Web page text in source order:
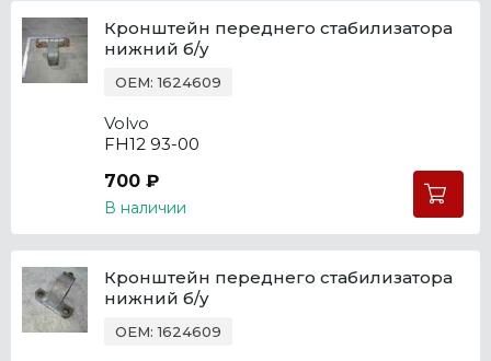
Кронштейн переднего стабилизатора
нижний б/у
OEM: 1624609
Volvo
FH12 93-00
700 ₽
В наличии
Кронштейн переднего стабилизатора
нижний б/у
OEM: 1624609